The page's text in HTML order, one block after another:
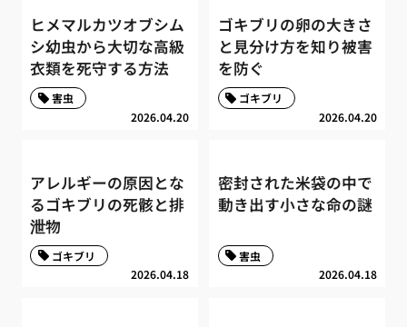
ヒメマルカツオブシム
シ幼虫から大切な高級
衣類を死守する方法
2026.04.20
害虫
ゴキブリの卵の大きさ
と見分け方を知り被害
を防ぐ
2026.04.20
ゴキブリ
アレルギーの原因とな
るゴキブリの死骸と排
泄物
2026.04.18
ゴキブリ
密封された米袋の中で
動き出す小さな命の謎
2026.04.18
害虫